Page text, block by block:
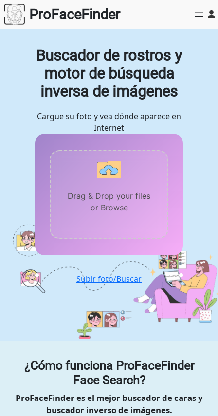
Saltar
al
contenido
ProFaceFinder
Buscador de rostros y
motor de búsqueda
inversa de imágenes
Cargue su foto y vea dónde aparece en
Internet
Drag & Drop your files
or Browse
Subir foto/Buscar
¿Cómo funciona ProFaceFinder
Face Search?
ProFaceFinder es el mejor buscador de caras y
buscador inverso de imágenes.